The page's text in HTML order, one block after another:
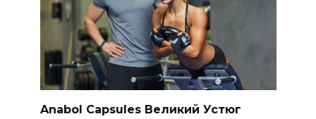
Anabol Capsules Великий Устюг